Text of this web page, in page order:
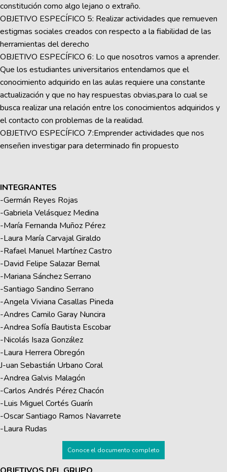
constitución como algo lejano o extraño.
OBJETIVO ESPECÍFICO 5: Realizar actividades que remueven
estigmas sociales creados con respecto a la fiabilidad de las
herramientas del derecho
OBJETIVO ESPECÍFICO 6: Lo que nosotros vamos a aprender.
Que los estudiantes universitarios entendamos que el
conocimiento adquirido en las aulas requiere una constante
actualización y que no hay respuestas obvias,para lo cual se
busca realizar una relación entre los conocimientos adquiridos y
el contacto con problemas de la realidad.
OBJETIVO ESPECÍFICO 7:Emprender actividades que nos
enseñen investigar para determinado fin propuesto
INTEGRANTES
-Germán Reyes Rojas
-Gabriela Velásquez Medina
-María Fernanda Muñoz Pérez
-Laura María Carvajal Giraldo
-Rafael Manuel Martínez Castro
-David Felipe Salazar Bernal
-Mariana Sánchez Serrano
-Santiago Sandino Serrano
-Angela Viviana Casallas Pineda
-Andres Camilo Garay Nuncira
-Andrea Sofía Bautista Escobar
-Nicolás Isaza González
-Laura Herrera Obregón
J-uan Sebastián Urbano Coral
-Andrea Galvis Malagón
-Carlos Andrés Pérez Chacón
-Luis Miguel Cortés Guarín
-Oscar Santiago Ramos Navarrete
-Laura Rudas
Conoce el documento completo